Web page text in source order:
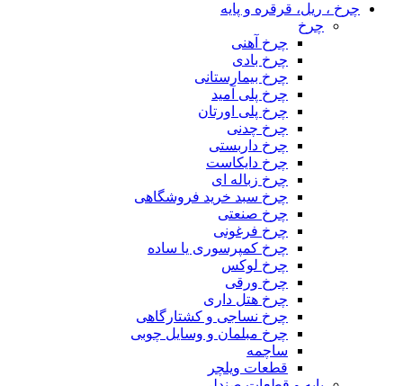
چرخ ، ریل، قرقره و پایه
چرخ
چرخ آهنی
چرخ بادی
چرخ بیمارستانی
چرخ پلی آمید
چرخ پلی اورتان
چرخ چدنی
چرخ داربستی
چرخ دایکاست
چرخ زباله ای
چرخ سبد خرید فروشگاهی
چرخ صنعتی
چرخ فرغونی
چرخ کمپرسوری یا ساده
چرخ لوکس
چرخ ورقی
چرخ هتل داری
چرخ نساجی و کشتارگاهی
چرخ مبلمان و وسایل چوبی
ساچمه
قطعات ویلچر